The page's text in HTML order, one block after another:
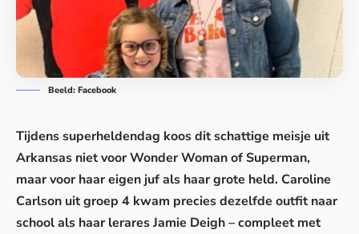
Beeld: Facebook
Tijdens superheldendag koos dit schattige meisje uit
Arkansas niet voor Wonder Woman of Superman,
maar voor haar eigen juf als haar grote held. Caroline
Carlson uit groep 4 kwam precies dezelfde outfit naar
school als haar lerares Jamie Deigh – compleet met